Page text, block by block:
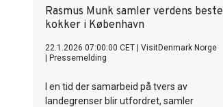
Rasmus Munk samler verdens beste
kokker i København
22.1.2026 07:00:00 CET
VisitDenmark Norge
Pressemelding
I en tid der samarbeid på tvers av
landegrenser blir utfordret, samler